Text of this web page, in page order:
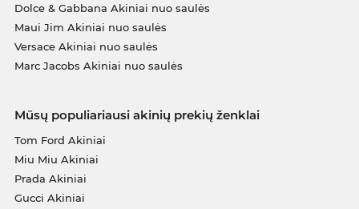
Dolce & Gabbana Akiniai nuo saulės
Maui Jim Akiniai nuo saulės
Versace Akiniai nuo saulės
Marc Jacobs Akiniai nuo saulės
Mūsų populiariausi akinių prekių ženklai
Tom Ford Akiniai
Miu Miu Akiniai
Prada Akiniai
Gucci Akiniai